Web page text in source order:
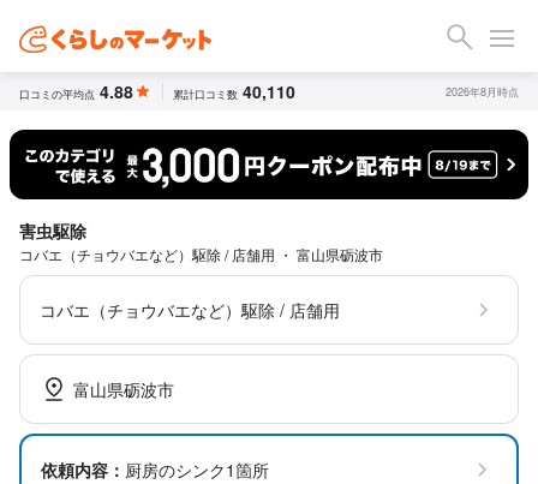
口コミの平均点 4.88 累計口コミ数 40,110 2026年8月時点
害虫駆除
コバエ（チョウバエなど）駆除 / 店舗用 ・ 富山県砺波市
コバエ（チョウバエなど）駆除 / 店舗用
富山県砺波市
依頼内容： 厨房のシンク1箇所